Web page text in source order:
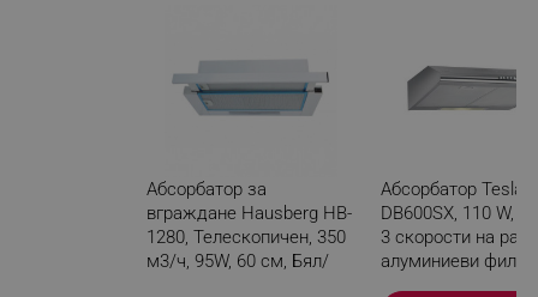
Абсорбатор за
вграждане Hausberg HB-
1280, Телескопичен, 350
м3/ч, 95W, 60 см, Бял/
Абсорбатор Tesla
DB600SX, 110 W, 1
3 скорости на
алуминиеви